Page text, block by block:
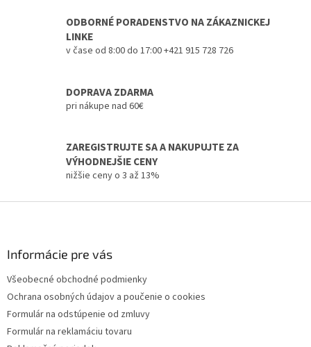
a
c
i
e
ý
p
i
u
a
i
ODBORNÉ PORADENSTVO NA ZÁKAZNICKEJ
LINKE
v čase od 8:00 do 17:00 +421 915 728 726
DOPRAVA ZDARMA
pri nákupe nad 60€
ZAREGISTRUJTE SA A NAKUPUJTE ZA
VÝHODNEJŠIE CENY
nižšie ceny o 3 až 13%
Informácie pre vás
Všeobecné obchodné podmienky
Ochrana osobných údajov a poučenie o cookies
Formulár na odstúpenie od zmluvy
Formulár na reklamáciu tovaru